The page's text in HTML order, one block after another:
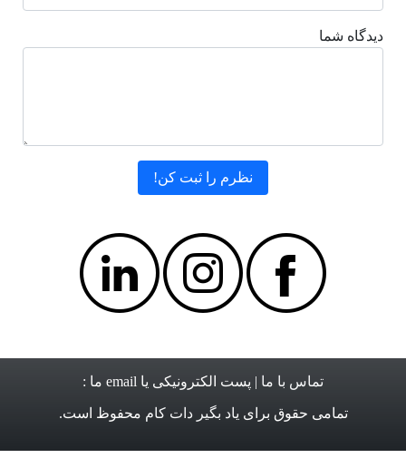
دیدگاه شما
تماس با ما | پست الکترونیکی یا email ما :
تمامی حقوق برای یاد بگیر دات کام محفوظ است.